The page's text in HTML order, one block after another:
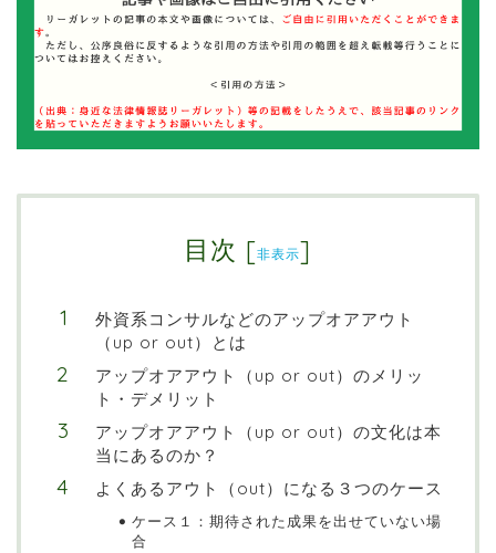
目次 [非表示]
外資系コンサルなどのアップオアアウト
（up or out）とは
アップオアアウト（up or out）のメリッ
ト・デメリット
アップオアアウト（up or out）の文化は本
当にあるのか？
よくあるアウト（out）になる３つのケース
ケース１：期待された成果を出せていない場
合